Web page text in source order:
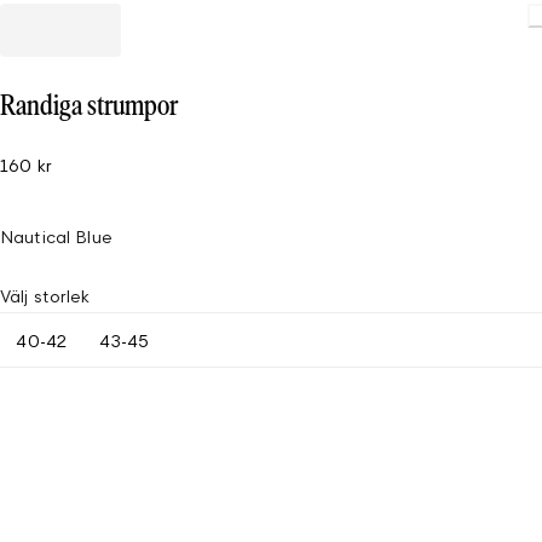
Randiga strumpor
160 kr
Nautical Blue
Välj storlek
40-42 43-45